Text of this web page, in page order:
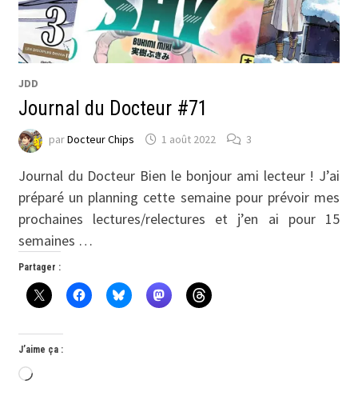
JDD
Journal du Docteur #71
parDocteur Chips 1 août 2022 3
Journal du Docteur Bien le bonjour ami lecteur ! J’ai
préparé un planning cette semaine pour prévoir mes
prochaines lectures/relectures et j’en ai pour 15
semaines …
Partager :
J’aime ça :
Chargement…